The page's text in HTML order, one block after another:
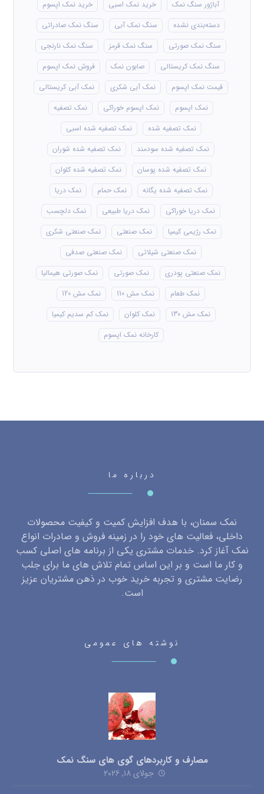
آباژور سنگ نمک خرید نمک اسبی
خرید نمک اپسوم
دسته‌بندی نشده
سنگ نمک آبی
سنگ نمک صادراتی
سنگ نمک صورتی
سنگ نمک قرمز
سنگ نمک نارنجی
سنگ نمک کریستالی
صابون نمک
فروش نمک اپسوم
قیمت نمک اپسوم
نمک آبی شکری
نمک آبی کریستالی
نمک اپسوم
نمک اپسوم خوراکی
نمک تصفیه
نمک تصفیه شده
نمک تصفیه شده اسبی
نمک تصفیه شده سودمند
نمک تصفیه شده شوران
نمک تصفیه شده پوسان
نمک تصفیه شده کلوان
نمک تصفیه شده یگانه
نمک حمام
نمک دریا
نمک دریا خوراکی
نمک دریا طبیعی
نمک دلچسب
نمک رژیمی کیمیا
نمک صنعتی
نمک صنعتی شکری
نمک صنعتی شیلاتی
نمک صنعتی صدفی
نمک صنعتی پودری
نمک صورتی
نمک صورتی هیمالیا
نمک طعام
نمک مش 110
نمک مش 120
نمک مش 130
نمک کلوان
نمک کم سدیم کیمیا
کارخانه نمک اپسوم
درباره ما
نمک سمنان، با هدف افزایش کمیت و کیفیت محصولات
داخلی، فعالیت های خود را در زمینه فروش و صادرات انواع
نمک آغاز کرد. خدمات مشتری یکی از برنامه های اصلی کسب
و کار ما است و بر این اساس تمام تلاش های ما برای جلب
رضایت مشتری و تجربه خرید خوب در ذهن مشتریان عزیز
است.
نوشته های عمومی
مصارف و کاربردهای گوی های سنگ نمک
جولای ۱۸, ۲۰۲۶